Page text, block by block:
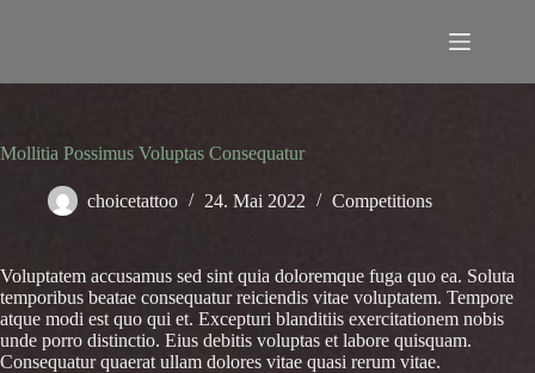
Mollitia Possimus Voluptas Consequatur
choicetattoo 24. Mai 2022 Competitions
Voluptatem accusamus sed sint quia doloremque fuga quo ea. Soluta
temporibus beatae consequatur reiciendis vitae voluptatem. Tempore
atque modi est quo qui et. Excepturi blanditiis exercitationem nobis
unde porro distinctio. Eius debitis voluptas et labore quisquam.
Consequatur quaerat ullam dolores vitae quasi rerum vitae.